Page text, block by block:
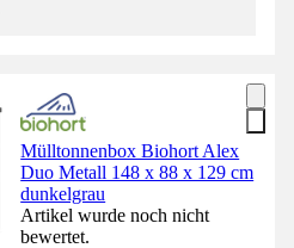
Mülltonnenbox Biohort Alex
Duo Metall 148 x 88 x 129 cm
dunkelgrau
Artikel wurde noch nicht
bewertet.